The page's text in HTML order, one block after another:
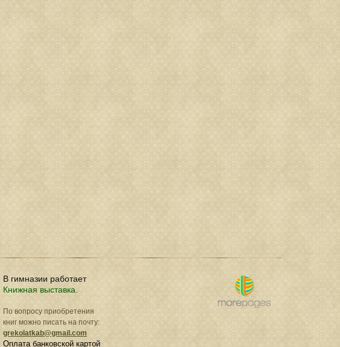
В гимназии работает
Книжная выставка.
По вопросу приобретения
книг можно писать на почту:
grekolatkab@gmail.com
Оплата банковской картой